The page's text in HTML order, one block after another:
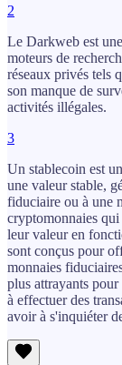
2
Le Darkweb est
moteurs de
réseaux privés tels
son manque de
activités illégales.
3
Un stablecoin est
une valeur stable,
fiduciaire ou à une
cryptomonnaies
leur valeur en
sont conçus pour
monnaies
plus attrayants pour
à effectuer des
avoir à s'inquiéter